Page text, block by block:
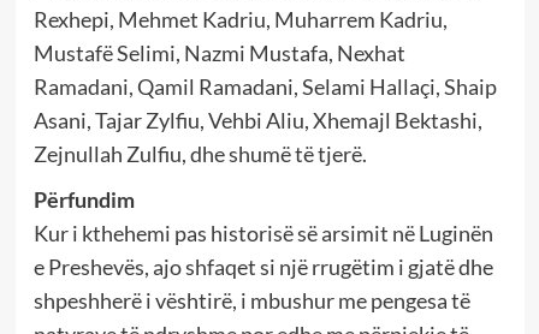
Rexhepi, Mehmet Kadriu, Muharrem Kadriu,
Mustafë Selimi, Nazmi Mustafa, Nexhat
Ramadani, Qamil Ramadani, Selami Hallaçi, Shaip
Asani, Tajar Zylfiu, Vehbi Aliu, Xhemajl Bektashi,
Zejnullah Zulfiu, dhe shumë të tjerë.
Përfundim
Kur i kthehemi pas historisë së arsimit në Luginën
e Preshevës, ajo shfaqet si një rrugëtim i gjatë dhe
shpeshherë i vështirë, i mbushur me pengesa të